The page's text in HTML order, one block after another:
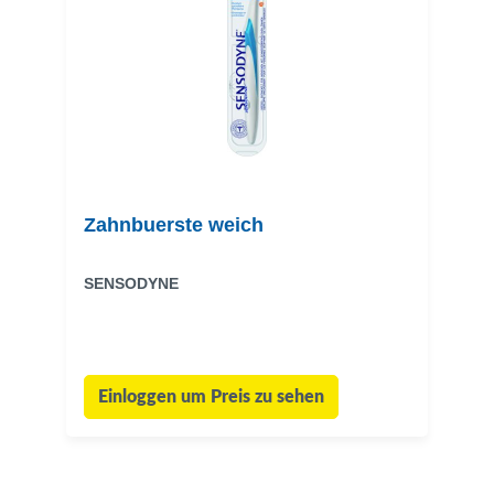
Zahnbuerste weich
SENSODYNE
Einloggen um Preis zu sehen